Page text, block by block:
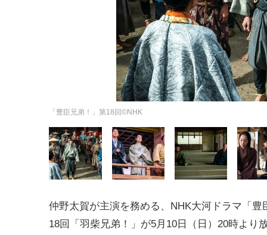
「豊臣兄弟！」第18回©NHK
仲野太賀が主演を務める、NHK大河ドラマ「豊
18回「羽柴兄弟！」が5月10日（日）20時より